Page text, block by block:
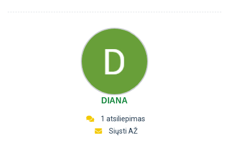
DIANA
1 atsiliepimas
Siųsti AŽ